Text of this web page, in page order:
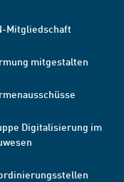
Mitgliedschaft
mitgestalten
Digitalisierung im